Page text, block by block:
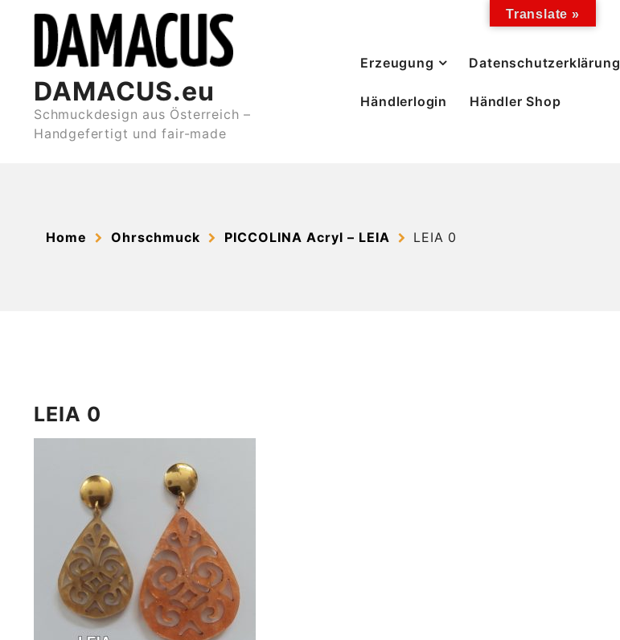
content
DAMACUS.eu
Schmuckdesign aus Österreich –
Handgefertigt und fair-made
Erzeugung Datenschutzerklärung
Händlerlogin Händler Shop
Home Ohrschmuck PICCOLINA Acryl – LEIA LEIA 0
LEIA 0
Translate »